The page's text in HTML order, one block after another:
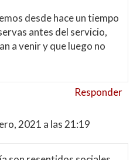
desde hace un tiempo
antes del servicio,
a venir y que luego no
Responder
2021 a las 21:19